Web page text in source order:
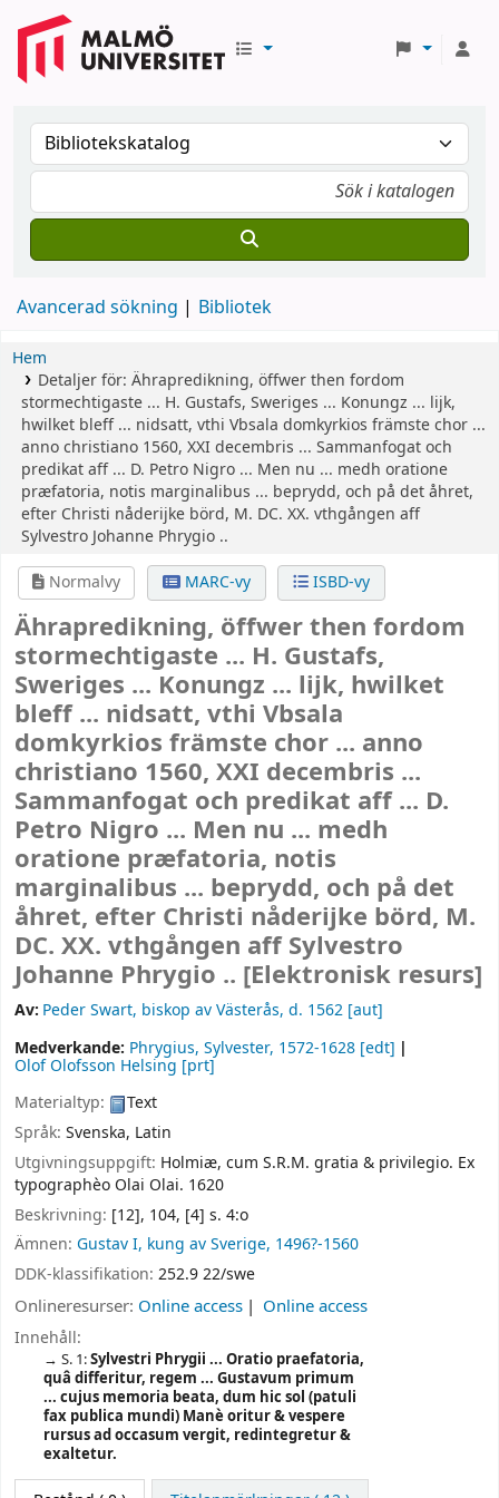
Avancerad sökning Bibliotek
Hem
Detaljer för: Ährapredikning, öffwer then fordom
stormechtigaste ... H. Gustafs, Sweriges ... Konungz ... lijk,
hwilket bleff ... nidsatt, vthi Vbsala domkyrkios främste chor ...
anno christiano 1560, XXI decembris ... Sammanfogat och
predikat aff ... D. Petro Nigro ... Men nu ... medh oratione
præfatoria, notis marginalibus ... beprydd, och på det åhret,
efter Christi nåderijke börd, M. DC. XX. vthgången aff
Sylvestro Johanne Phrygio ..
Normalvy
MARC-vy ISBD-vy
Ährapredikning, öffwer then fordom
stormechtigaste ... H. Gustafs,
Sweriges ... Konungz ... lijk, hwilket
bleff ... nidsatt, vthi Vbsala
domkyrkios främste chor ... anno
christiano 1560, XXI decembris ...
Sammanfogat och predikat aff ... D.
Petro Nigro ... Men nu ... medh
oratione præfatoria, notis
marginalibus ... beprydd, och på det
åhret, efter Christi nåderijke börd, M.
DC. XX. vthgången aff Sylvestro
Johanne Phrygio .. [Elektronisk resurs]
Av: Peder Swart, biskop av Västerås, d. 1562 [aut]
Medverkande: Phrygius, Sylvester, 1572-1628 [edt]
Olof Olofsson Helsing [prt]
Materialtyp:
Text
Språk: Svenska, Latin
Utgivningsuppgift: Holmiæ, cum S.R.M. gratia & privilegio. Ex
typographèo Olai Olai. 1620
Beskrivning: [12], 104, [4] s. 4:o
Ämnen: Gustav I, kung av Sverige, 1496?-1560
DDK-klassifikation: 252.9 22/swe
Onlineresurser: Online access Online access
Innehåll:
S. 1:Sylvestri Phrygii ... Oratio praefatoria,
quâ differitur, regem ... Gustavum primum
... cujus memoria beata, dum hic sol (patuli
fax publica mundi) Manè oritur & vespere
rursus ad occasum vergit, redintegretur &
exaltetur.